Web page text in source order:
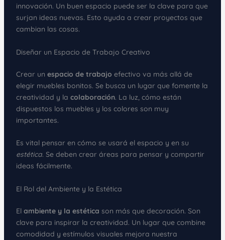
innovación. Un buen espacio puede ser la clave para que
surjan ideas nuevas. Esto ayuda a crear proyectos que
cambian las cosas.
Diseñar un Espacio de Trabajo Creativo
Crear un espacio de trabajo efectivo va más allá de
elegir muebles bonitos. Se busca un lugar que fomente la
creatividad y la colaboración. La luz, cómo están
dispuestos los muebles y los colores son muy
importantes.
Es vital pensar en cómo se usará el espacio y en su
estética. Se deben crear áreas para pensar y compartir
ideas fácilmente.
El Rol del Ambiente y la Estética
El ambiente y la estética son más que decoración. Son
clave para inspirar la creatividad. Un lugar que combine
comodidad y estímulos visuales mejora nuestra